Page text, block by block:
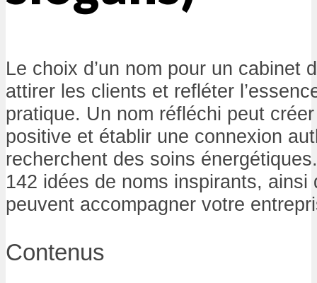
Le choix d’un nom pour un cabinet
attirer les clients et refléter
pratique. Un nom réfléchi peut
positive et établir une connexion
recherchent des soins
142 idées de noms inspirants, ainsi
peuvent accompagner votre
Contenus